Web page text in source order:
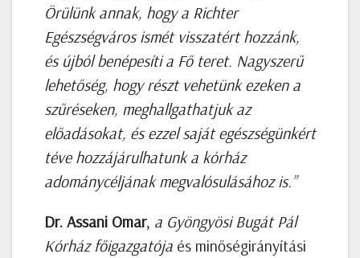
Örülünk annak, hogy a Richter
Egészségváros ismét visszatért hozzánk,
és újból benépesíti a Fő teret. Nagyszerű
lehetőség, hogy részt vehetünk ezeken a
szűréseken, meghallgathatjuk az
előadásokat, és ezzel saját egészségünkért
téve hozzájárulhatunk a kórház
adománycéljának megvalósulásához is.”
Dr. Assani Omar, a Gyöngyösi Bugát Pál
Kórház főigazgatója és minőségirányítási